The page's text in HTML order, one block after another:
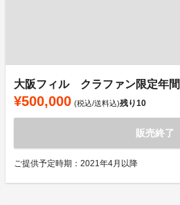
大阪フィル クラファン限定年
¥500,000 (税込/送料込)残り10
販売終了
ご提供予定時期：2021年4月以降